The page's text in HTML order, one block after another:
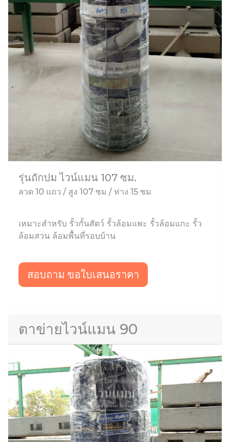
รุ่นถักปม ไวน์แมน 107 ซม.
ลวด 10 แถว / สูง 107 ซม / ห่าง 15 ซม
เหมาะสำหรับ รั้วกั้นสัตว์ รั้วล้อมแพะ รั้วล้อมแกะ รั้ว
ล้อมสวน ล้อมพื้นที่รอบบ้าน
สอบถาม ขอใบเสนอราคา
ตาข่ายไวน์แมน 90